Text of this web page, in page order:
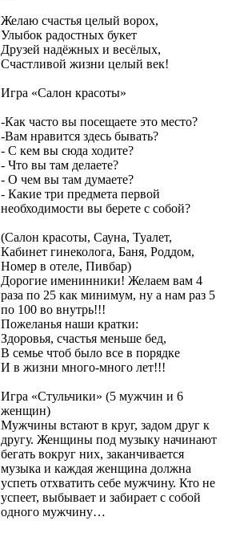
Желаю счастья целый ворох,
Улыбок радостных букет
Друзей надёжных и весёлых,
Счастливой жизни целый век!
Игра «Салон красоты»
-Как часто вы посещаете это место?
-Вам нравится здесь бывать?
- С кем вы сюда ходите?
- Что вы там делаете?
- О чем вы там думаете?
- Какие три предмета первой
необходимости вы берете с собой?
(Салон красоты, Сауна, Туалет,
Кабинет гинеколога, Баня, Роддом,
Номер в отеле, Пивбар)
Дорогие именинники! Желаем вам 4
раза по 25 как минимум, ну а нам раз 5
по 100 во внутрь!!!
Пожеланья наши кратки:
Здоровья, счастья меньше бед,
В семье чтоб было все в порядке
И в жизни много-много лет!!!
Игра «Стульчики» (5 мужчин и 6
женщин)
Мужчины встают в круг, задом друг к
другу. Женщины под музыку начинают
бегать вокруг них, заканчивается
музыка и каждая женщина должна
успеть отхватить себе мужчину. Кто не
успеет, выбывает и забирает с собой
одного мужчину…